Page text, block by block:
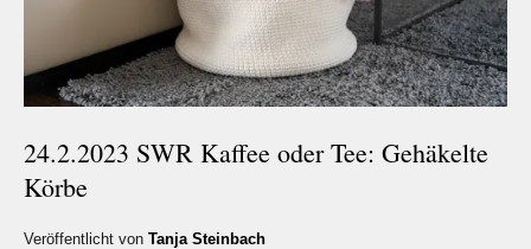
24.2.2023 SWR Kaffee oder Tee: Gehäkelte
Körbe
Veröffentlicht von Tanja Steinbach